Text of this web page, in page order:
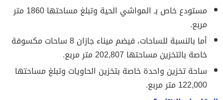
مستودع خاص بـ المواشي الحية وتبلغ مساحتها 1860 متر
مربع.
أما بالنسبة للساحات، فيضم ميناء جازان 8 ساحات مكسوفة
خاصة بالتخزين مساحتها 202,807 متر مربع.
ساحة تخزين واحدة خاصة بتخزين الحاويات وتبلغ مساحتها
122,000 متر مربع.